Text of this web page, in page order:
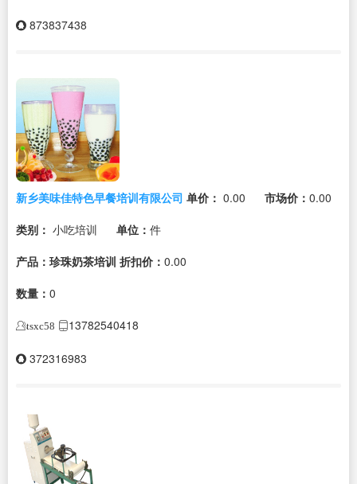
873837438
新乡美味佳特色早餐培训有限公司 单价： 0.00 市场价： 0.00
类别： 小吃培训 单位： 件
产品：珍珠奶茶培训 折扣价： 0.00
数量： 0
tsxc58 13782540418
372316983